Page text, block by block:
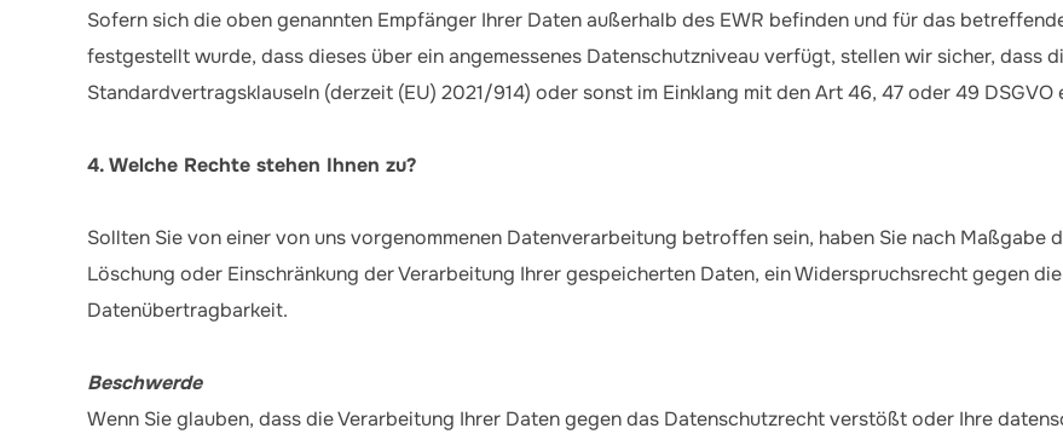
Sofern sich die oben genannten Empfänger Ihrer Daten außerhalb des EWR befinden und für das
festgestellt wurde, dass dieses über ein angemessenes Datenschutzniveau verfügt, stellen wir sicher, dass
Standardvertragsklauseln (derzeit (EU) 2021/914) oder sonst im Einklang mit den Art 46, 47 oder 49 DSGVO
4. Welche Rechte stehen Ihnen zu?
Sollten Sie von einer von uns vorgenommenen Datenverarbeitung betroffen sein, haben Sie nach Maßgabe
Löschung oder Einschränkung der Verarbeitung Ihrer gespeicherten Daten, ein Widerspruchsrecht gegen
Datenübertragbarkeit.
Beschwerde
Wenn Sie glauben, dass die Verarbeitung Ihrer Daten gegen das Datenschutzrecht verstößt oder Ihre